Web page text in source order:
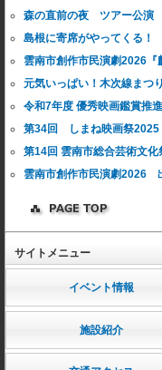
森の直前の夜 ツアー公演
島根に寄席がやってくる
雲南市創作市民演劇2026『
元気いっぱい！木次線まつ
令和7年度 優秀映画鑑賞推
第34回 しまね映画祭2025
第14回 雲南市総合芸術文化
雲南市創作市民演劇2026
サイトメニュー
イベント情報
施設紹介